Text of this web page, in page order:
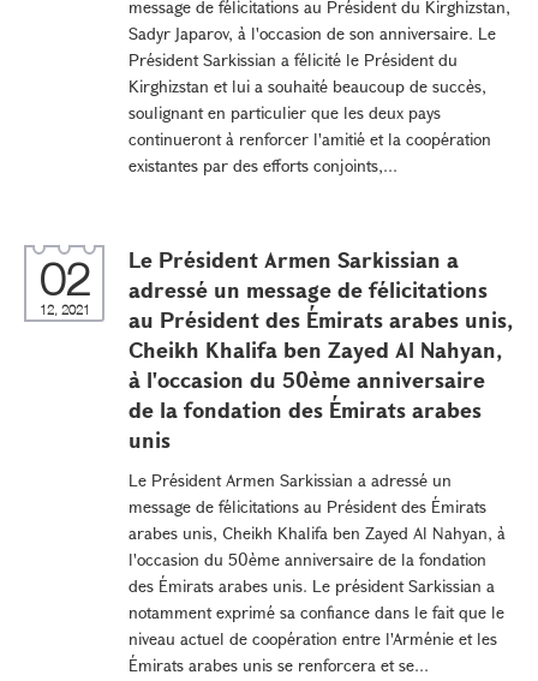
message de félicitations au Président du Kirghizstan,
Sadyr Japarov, à l'occasion de son anniversaire. Le
Président Sarkissian a félicité le Président du
Kirghizstan et lui a souhaité beaucoup de succès,
soulignant en particulier que les deux pays
continueront à renforcer l'amitié et la coopération
existantes par des efforts conjoints,...
02
12, 2021
Le Président Armen Sarkissian a
adressé un message de félicitations
au Président des Émirats arabes unis,
Cheikh Khalifa ben Zayed Al Nahyan,
à l'occasion du 50ème anniversaire
de la fondation des Émirats arabes
unis
Le Président Armen Sarkissian a adressé un
message de félicitations au Président des Émirats
arabes unis, Cheikh Khalifa ben Zayed Al Nahyan, à
l'occasion du 50ème anniversaire de la fondation
des Émirats arabes unis. Le président Sarkissian a
notamment exprimé sa confiance dans le fait que le
niveau actuel de coopération entre l'Arménie et les
Émirats arabes unis se renforcera et se...